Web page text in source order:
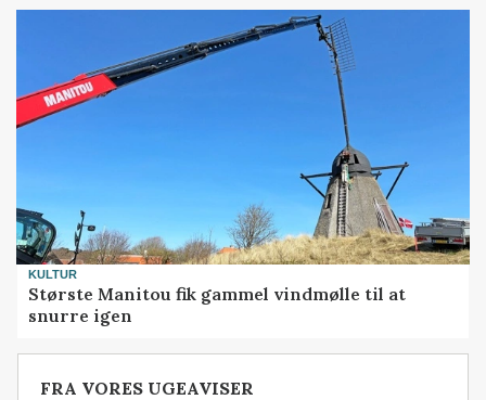
KULTUR
Største Manitou fik gammel vindmølle til at
snurre igen
FRA VORES UGEAVISER